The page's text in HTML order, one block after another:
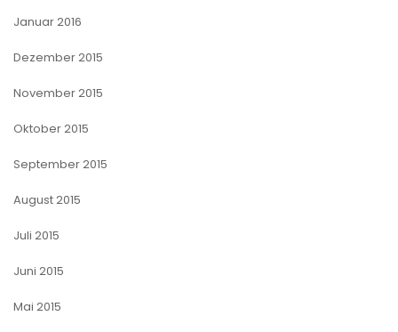
Januar 2016
Dezember 2015
November 2015
Oktober 2015
September 2015
August 2015
Juli 2015
Juni 2015
Mai 2015